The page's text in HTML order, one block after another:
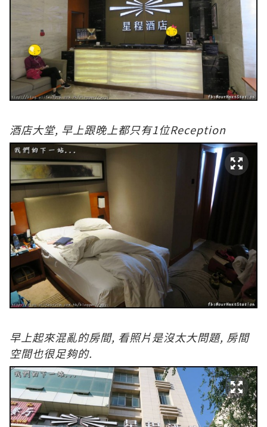
酒店大堂, 早上跟晚上都只有1位Reception
早上起來混亂的房間, 看照片是沒太大問題, 房間
空間也很足夠的.